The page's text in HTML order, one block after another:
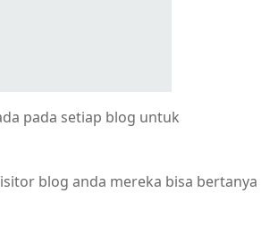
pada setiap blog untuk
blog anda mereka bisa bertanya